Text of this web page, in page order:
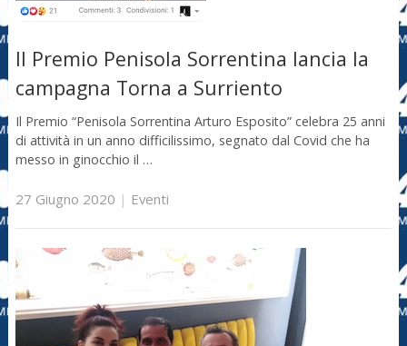
Il Premio Penisola Sorrentina lancia la
campagna Torna a Surriento
Il Premio “Penisola Sorrentina Arturo Esposito” celebra 25 anni
di attività in un anno difficilissimo, segnato dal Covid che ha
messo in ginocchio il …
27 Giugno 2020 | Eventi